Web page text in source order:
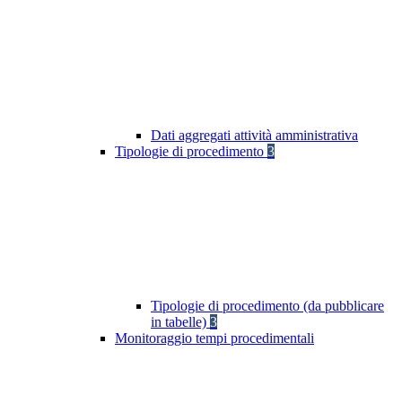
Dati aggregati attività amministrativa
Tipologie di procedimento 3
Tipologie di procedimento (da pubblicare
in tabelle) 3
Monitoraggio tempi procedimentali